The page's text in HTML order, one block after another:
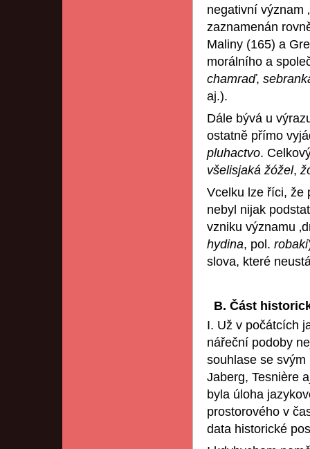
negativní význam
zaznamenán
Maliny (165) a
morálního a
chamraď,
aj.).
Dále bývá u
ostatně přímo
pluhactvo.
všelisjaká žóžel,
Vcelku lze říci, že
nebyl nijak
vzniku významu
hydina, pol. robaki
slova, které
B. Část
I. Už v počátcích
nářeční podoby
souhlase se
Jaberg, Tesnière
byla úloha
prostorového v
data historické